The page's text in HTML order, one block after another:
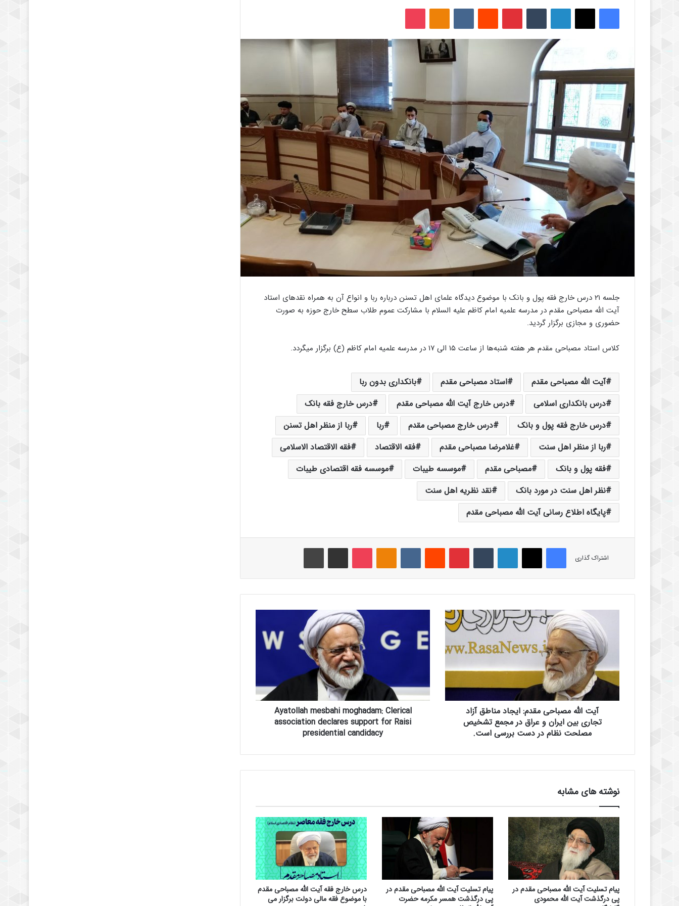
فیس بوک لینکدین ‫پین‌ترست ‫رددیت
جلسه ۲۱ درس خارج فقه پول و بانک با موضوع دیدگاه علمای اهل تسنن درباره ربا و انواع آن به همراه نقدهای استاد
آیت الله مصباحی مقدم در مدرسه علمیه امام کاظم علیه السلام با مشارکت عموم طلاب سطح خارج حوزه به صورت
حضوری و مجازی برگزار گردید.
کلاس استاد مصباحی مقدم هر هفته شنبه‌ها از ساعت ۱۵ الی ۱۷ در مدرسه علمیه امام کاظم (ع) برگزار میگردد.
آیت الله مصباحی مقدم استاد مصباحی مقدم
بانکداری بدون ربا
درس بانکداری اسلامی
درس خارج آیت الله مصباحی مقدم
درس خارج فقه بانک
درس خارج فقه پول و بانک
درس خارج مصباحی مقدم ربا
ربا از منظر اهل تسنن
ربا از منظر اهل سنت
غلامرضا مصباحی مقدم فقه الاقتصاد
فقه الاقتصاد الاسلامی
فقه پول و بانک
مصباحی مقدم موسسه طیبات
موسسه فقه اقتصادی طیبات
نظر اهل سنت در مورد بانک
نقد نظریه اهل سنت
پایگاه اطلاع رسانی آیت الله مصباحی مقدم
اشتراک گذاری
فیس بوک لینکدین ‫پین‌ترست ‫رددیت پاکت اشتراک گذاری از طریق ایمیل
ل
م
ص
م
:
ا
ی
ج
ا
د
م
ن
ا
ط
ق
آیت الله مصباحی مقدم: ایجاد مناطق آزاد
تجاری بین ایران و عراق در مجمع تشخیص
مصلحت نظام در دست بررسی است.
a
t
a
h
a
g
h
a
d
a
m
C
l
e
Ayatollah mesbahi moghadam: Clerical
association declares support for Raisi
presidential candidacy
نوشته های مشابه
پیام تسلیت آیت الله مصباحی مقدم در
پی درگذشت آیت الله محمودی
پیام تسلیت آیت الله مصباحی مقدم در
پی درگذشت همسر مکرمه حضرت
درس خارج فقه آیت الله مصباحی مقدم
با موضوع فقه مالی دولت برگزار می